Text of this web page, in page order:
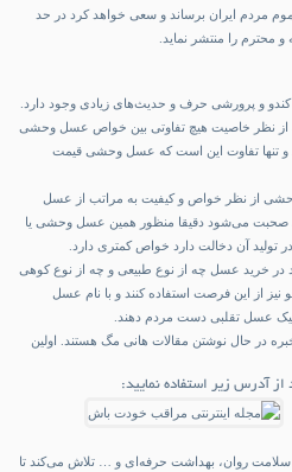
مردم ایران برساند و سعی خواهد کرد در حد
محترم را منتشر نماید.
و پرورشی حرف و حدیث‌های زیادی وجود دارد.
از نظر خاصیت هیچ تفاوتی بین خواص عسل وحشی
تنها تفاوت این است که عسل وحشی قیمت
از نظر خواص و کیفیت به مراتب از عسل
صحبت می‌شود دقیقا منظور همین عسل وحشی یا
آن دخالت دارد خواص کمتری دارد.
در خرید عسل چه از نوع طبیعی و چه از نوع کوهی
از این فرصت استفاده کنند و با نام عسل
عسل تقلبی دست مردم دهند.
در حال نوشتن مقالات هانی مگ هستند. اولین
آدرس زیر استفاده نمایید:
سلامت روان، بهداشت حرفه‌ای و … تلاش می‌کند تا